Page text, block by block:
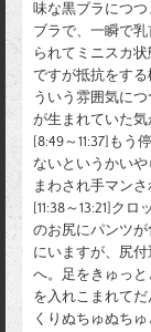
味な黒ブラにつ
ブラで、一瞬で
られてミニスカ
ですが抵抗をす
ういう雰囲気に
が生まれていた気
[8:49～11:37]も
ないというかい
まわされ手マン
[11:38～13:21]ク
のお尻にパンツ
にいますが、尻
へ。足をきゅっ
を入れこまれて
くりぬちゅぬち